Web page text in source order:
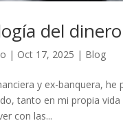
del dinero
| Oct 17, 2025 | Blog
y ex-banquera,
tanto en mi propia
con las...